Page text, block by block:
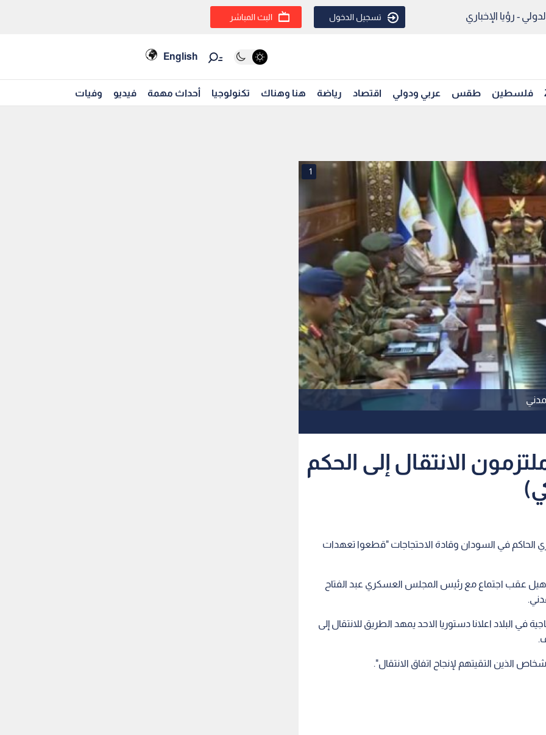
- رؤيا الإخباري تسجيل الدخول البث المباشر
English
فلسطين طقس عربي ودولي اقتصاد رياضة هنا وهناك تكنولوجيا أحداث مهمة فيديو وفيات
1
الانتقال إلى الحكم
الحاكم في السودان وقادة الاحتجاجات "قطعوا تعهدات
عقب اجتماع مع رئيس المجلس العسكري عبد الفتاح
البلاد اعلانا دستوريا الاحد يمهد الطريق للانتقال إلى
الذين التقيتهم لإنجاح اتفاق الانتقال".